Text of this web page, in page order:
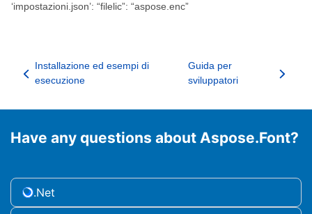
‘impostazioni.json’: “filelic”: “aspose.enc”
Installazione ed esempi di
esecuzione
Guida per
sviluppatori
Have any questions about Aspose.Font?
.Net